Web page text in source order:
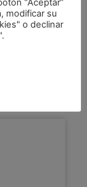
en el“Aceptar”
modificar su
o declinar